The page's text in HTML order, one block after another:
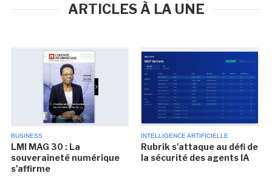
ARTICLES À LA UNE
BUSINESS
LMI MAG 30 : La
souveraineté numérique
s'affirme
INTELLIGENCE ARTIFICIELLE
Rubrik s'attaque au défi de
la sécurité des agents IA